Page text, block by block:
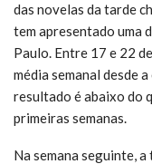
das novelas da tarde
tem apresentado uma
Paulo. Entre 17 e 22
média semanal desde
resultado é abaixo do
primeiras semanas.
Na semana seguinte,